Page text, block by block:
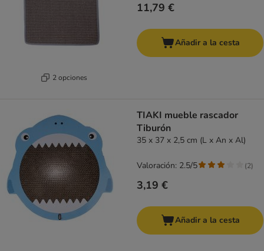
2 opciones
11,79 €
Añadir a la cesta
TIAKI mueble rascador
Tiburón
35 x 37 x 2,5 cm (L x An x Al)
3,19 €
Valoración: 2.5/5 (2)
Añadir a la cesta